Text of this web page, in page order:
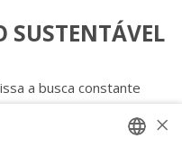
SUSTENTÁVEL
a busca constante
justas e culturalmente×